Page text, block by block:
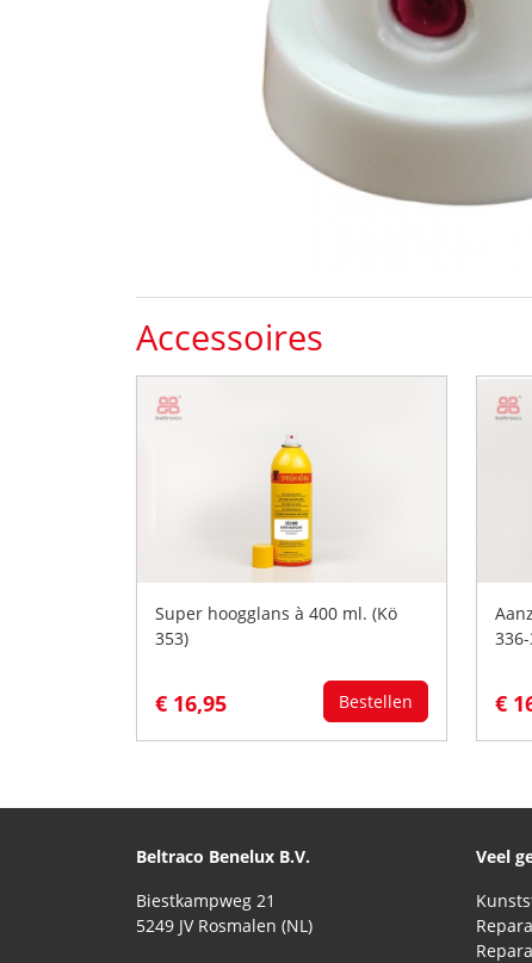
Accessoires
Super hoogglans à 400 ml. (Kö
353)
€ 16,95 Bestellen €
Beltraco Benelux B.V.
Biestkampweg 21
5249 JV Rosmalen (NL)
Veel